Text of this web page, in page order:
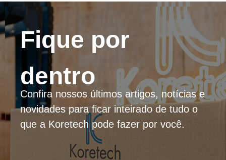
Fique por
dentro
Confira nossos últimos artigos, notícias e
novidades para ficar inteirado de tudo o
que a Koretech pode fazer por você.